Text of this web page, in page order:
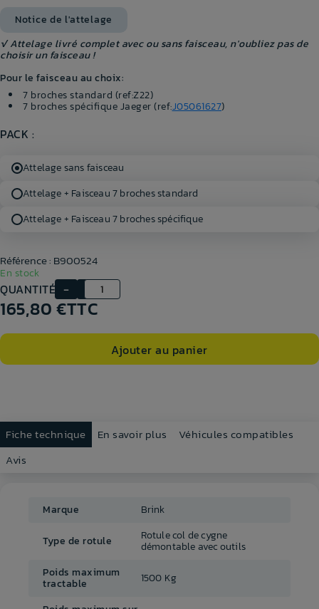
Notice de l'attelage
√ Attelage livré complet avec ou sans faisceau, n'oubliez pas de
choisir un faisceau !
Pour le faisceau au choix:
7 broches standard (ref:Z22)
7 broches spécifique Jaeger (ref:J05061627)
PACK :
Attelage sans faisceau
Attelage + Faisceau 7 broches standard
Attelage + Faisceau 7 broches spécifique
QUANTITÉ
En stock
Référence : B900524
165,80 €TTC
Ajouter au panier
Fiche technique En savoir plus
Véhicules compatibles
Avis
Marque Brink
Type de rotule Rotule col de cygne
démontable avec outils
Poids maximum
tractable 1500 Kg